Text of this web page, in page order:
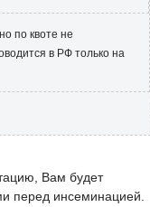
по квоте не
в РФ только на
Вам будет
перед инсеминацией.